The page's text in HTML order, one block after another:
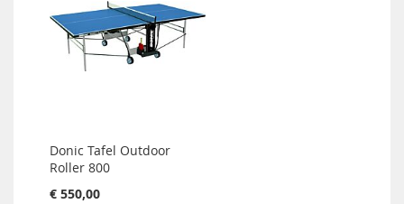
Donic Tafel Outdoor
Roller 800
€ 550,00